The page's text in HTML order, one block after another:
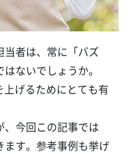
者は、常に「バズ
ないでしょうか。
げるためにとても有
今回この記事では
ます。参考事例も挙げ